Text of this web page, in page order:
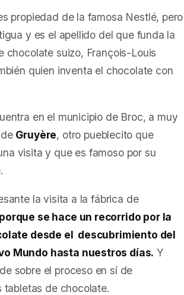
propiedad de la famosa Nestlé, pero
y es el apellido del que funda la
chocolate suizo, François-Louis
quien inventa el chocolate con
en el municipio de Broc, a muy
Gruyère, otro pueblecito que
visita y que es famoso por su
la visita a la fábrica de
porque se hace un recorrido por la
desde el descubrimiento del
Mundo hasta nuestros días. Y
sobre el proceso en sí de
tabletas de chocolate.